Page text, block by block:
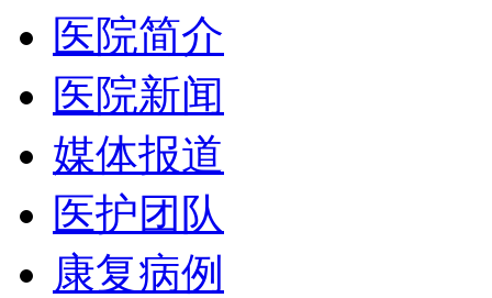
医院简介
医院新闻
媒体报道
医护团队
康复病例